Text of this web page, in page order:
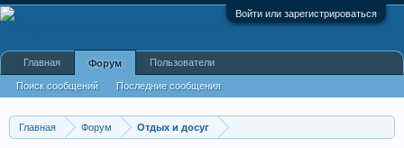
Войти или зарегистрироваться
Главная Форум Отдых и досуг
Главная Форум
Поиск сообщений Последние сообщения
Пользователи